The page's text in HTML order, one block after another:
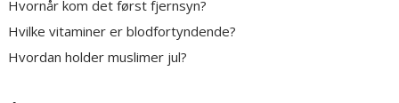
Hvornår kom det først fjernsyn?
Hvilke vitaminer er blodfortyndende?
Hvordan holder muslimer jul?